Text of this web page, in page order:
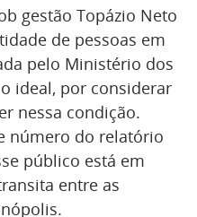
gestão Topázio Neto
de pessoas em
pelo Ministério dos
ideal, por considerar
nessa condição.
número do relatório
público está em
entre as